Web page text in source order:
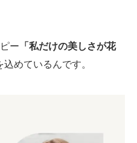
ー 「私だけの美しさが花
めているんです。